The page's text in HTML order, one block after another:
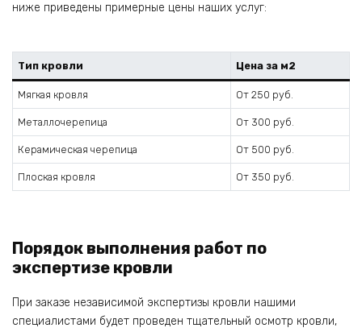
ниже приведены примерные цены наших услуг:
Тип кровли Цена за м2
Мягкая кровля От 250 руб.
Металлочерепица От 300 руб.
Керамическая черепица От 500 руб.
Плоская кровля От 350 руб.
Порядок выполнения работ по
экспертизе кровли
При заказе независимой экспертизы кровли нашими
специалистами будет проведен тщательный осмотр кровли,